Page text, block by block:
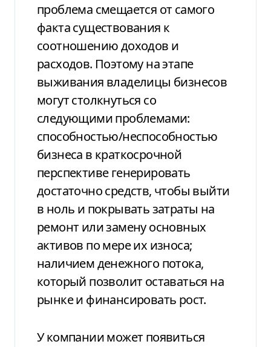
проблема смещается от самого
факта существования к
соотношению доходов и
расходов. Поэтому на этапе
выживания владелицы бизнесов
могут столкнуться со
следующими проблемами:
способностью/неспособностью
бизнеса в краткосрочной
перспективе генерировать
достаточно средств, чтобы выйти
в ноль и покрывать затраты на
ремонт или замену основных
активов по мере их износа;
наличием денежного потока,
который позволит оставаться на
рынке и финансировать рост.
У компании может появиться